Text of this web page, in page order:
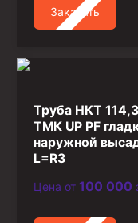
Заказать
Труба НКТ
ТМК UP PF
наружной
L=R3
Цена от 100 000